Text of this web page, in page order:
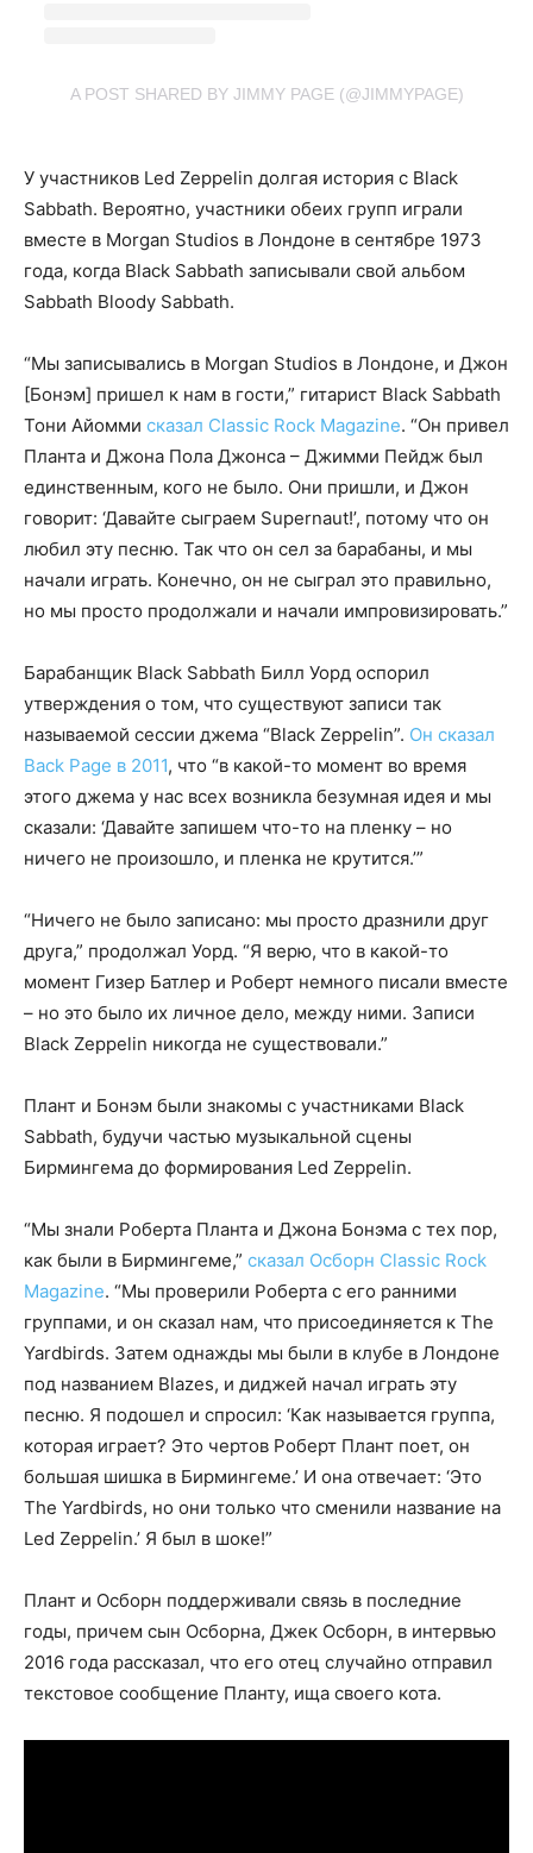
A POST SHARED BY JIMMY PAGE (@JIMMYPAGE)
У участников Led Zeppelin долгая история с Black
Sabbath. Вероятно, участники обеих групп играли
вместе в Morgan Studios в Лондоне в сентябре 1973
года, когда Black Sabbath записывали свой альбом
Sabbath Bloody Sabbath.
“Мы записывались в Morgan Studios в Лондоне, и Джон
[Бонэм] пришел к нам в гости,” гитарист Black Sabbath
Тони Айомми сказал Classic Rock Magazine. “Он привел
Планта и Джона Пола Джонса – Джимми Пейдж был
единственным, кого не было. Они пришли, и Джон
говорит: ‘Давайте сыграем Supernaut!’, потому что он
любил эту песню. Так что он сел за барабаны, и мы
начали играть. Конечно, он не сыграл это правильно,
но мы просто продолжали и начали импровизировать.”
Барабанщик Black Sabbath Билл Уорд оспорил
утверждения о том, что существуют записи так
называемой сессии джема “Black Zeppelin”. Он сказал
Back Page в 2011, что “в какой-то момент во время
этого джема у нас всех возникла безумная идея и мы
сказали: ‘Давайте запишем что-то на пленку – но
ничего не произошло, и пленка не крутится.’”
“Ничего не было записано: мы просто дразнили друг
друга,” продолжал Уорд. “Я верю, что в какой-то
момент Гизер Батлер и Роберт немного писали вместе
– но это было их личное дело, между ними. Записи
Black Zeppelin никогда не существовали.”
Плант и Бонэм были знакомы с участниками Black
Sabbath, будучи частью музыкальной сцены
Бирмингема до формирования Led Zeppelin.
“Мы знали Роберта Планта и Джона Бонэма с тех пор,
как были в Бирмингеме,” сказал Осборн Classic Rock
Magazine. “Мы проверили Роберта с его ранними
группами, и он сказал нам, что присоединяется к The
Yardbirds. Затем однажды мы были в клубе в Лондоне
под названием Blazes, и диджей начал играть эту
песню. Я подошел и спросил: ‘Как называется группа,
которая играет? Это чертов Роберт Плант поет, он
большая шишка в Бирмингеме.’ И она отвечает: ‘Это
The Yardbirds, но они только что сменили название на
Led Zeppelin.’ Я был в шоке!”
Плант и Осборн поддерживали связь в последние
годы, причем сын Осборна, Джек Осборн, в интервью
2016 года рассказал, что его отец случайно отправил
текстовое сообщение Планту, ища своего кота.